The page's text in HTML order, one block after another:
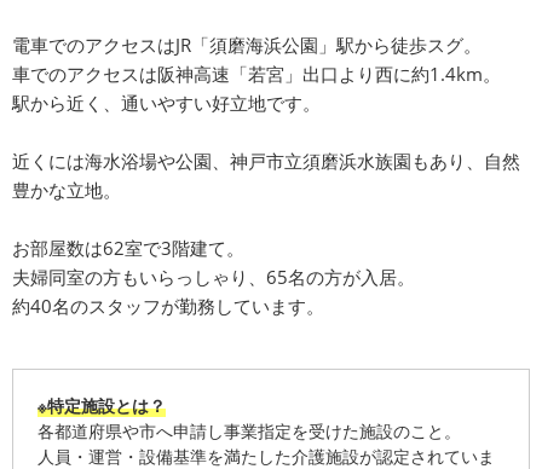
電車でのアクセスはJR「須磨海浜公園」駅から徒歩スグ。
車でのアクセスは阪神高速「若宮」出口より西に約1.4km。
駅から近く、通いやすい好立地です。
近くには海水浴場や公園、神戸市立須磨浜水族園もあり、自然
豊かな立地。
お部屋数は62室で3階建て。
夫婦同室の方もいらっしゃり、65名の方が入居。
約40名のスタッフが勤務しています。
※特定施設とは？
各都道府県や市へ申請し事業指定を受けた施設のこと。
人員・運営・設備基準を満たした介護施設が認定されていま